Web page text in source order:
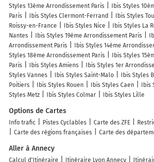
Styles 13ème Arrondissement Paris
Ibis Styles
Paris
Ibis Styles Clermont-Ferrand Ibis Styles
Roissy-en-France
Ibis Styles Nice Ibis Styles La
Nantes
Ibis Styles 19ème Arrondissement Paris
Arrondissement Paris
Ibis Styles 14ème
Styles 18ème Arrondissement Paris
Ibis Styles
Paris
Ibis Styles Amiens Ibis Styles 1er
Styles Vannes
Ibis Styles Saint-Malo Ibis Styles
Poitiers
Ibis Styles Rouen Ibis Styles Caen Ibis
Styles Metz
Ibis Styles Colmar Ibis Styles Lille
Options de Cartes
Info trafic Pistes Cyclables Carte des ZFE
Carte des régions françaises
Carte des
Aller à Annecy
Calcul d'Itinéraire Itinéraire Lyon Annecy